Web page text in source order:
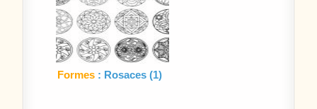
Formes : Rosaces (1)